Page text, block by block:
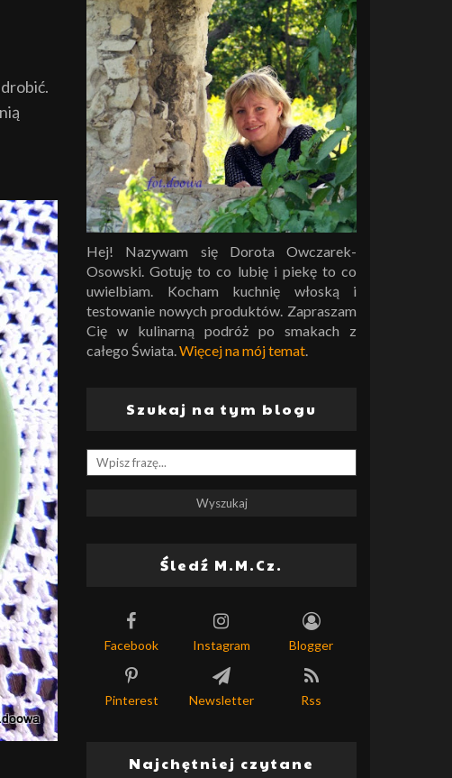
Hej! Nazywam się Dorota Owczarek-
Osowski. Gotuję to co lubię i piekę to co
uwielbiam. Kocham kuchnię włoską i
testowanie nowych produktów. Zapraszam
Cię w kulinarną podróż po smakach z
całego Świata.Więcej na mój temat.
Szukaj na tym blogu
Śledź M.M.Cz.
Facebook Instagram Blogger
Pinterest Newsletter Rss
Najchętniej czytane